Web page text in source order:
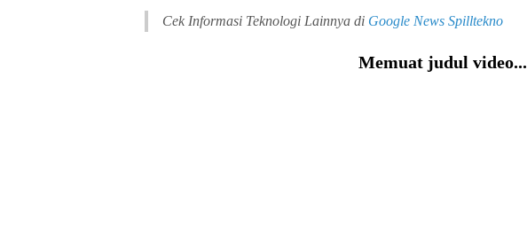
Cek Informasi Teknologi Lainnya di Google News Spilltekno
Memuat judul video...